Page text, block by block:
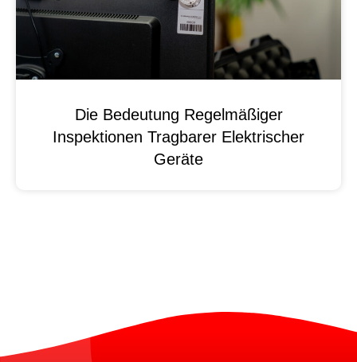
Die Bedeutung Regelmäßiger
Inspektionen Tragbarer Elektrischer
Geräte